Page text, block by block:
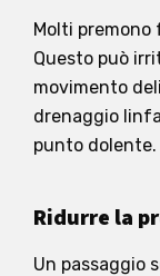
Molti premono
Questo può
movimento
drenaggio
punto dolente.
Ridurre la
Un passaggio